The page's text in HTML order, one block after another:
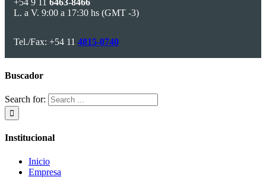
L. a V. 9:00 a 17:30 hs (GMT -3)
Tel./Fax: +54 11 4815-0740
Buscador
Search for:
Institucional
Inicio
Empresa